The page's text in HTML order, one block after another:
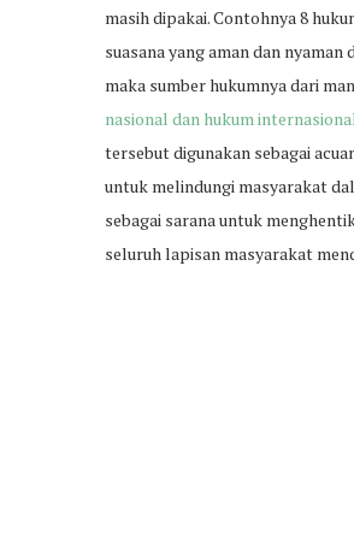
masih dipakai. Contohnya 8
suasana yang aman dan
maka sumber hukumnya dari
nasional dan hukum
tersebut digunakan sebagai
untuk melindungi masyarakat
sebagai sarana untuk
seluruh lapisan masyarakat